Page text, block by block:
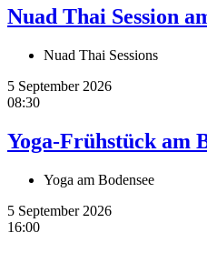
Nuad Thai Session
Nuad Thai Sessions
5 September 2026
08:30
Yoga-Frühstück am
Yoga am Bodensee
5 September 2026
16:00